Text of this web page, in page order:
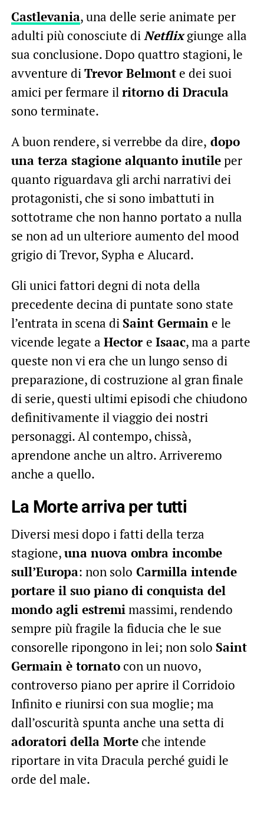
Castlevania, una delle serie animate per
adulti più conosciute diNetflixgiunge alla
sua conclusione. Dopo quattro stagioni, le
avventure diTrevor Belmonte dei suoi
amici per fermare ilritorno di Dracula
sono terminate.
A buon rendere, si verrebbe da dire, dopo
una terza stagione alquanto inutileper
quanto riguardava gli archi narrativi dei
protagonisti, che si sono imbattuti in
sottotrame che non hanno portato a nulla
se non ad un ulteriore aumento del mood
grigio di Trevor, Sypha e Alucard.
Gli unici fattori degni di nota della
precedente decina di puntate sono state
l’entrata in scena di Saint Germaine le
vicende legate a Hector e Isaac, ma a parte
queste non vi era che un lungo senso di
preparazione, di costruzione al gran finale
di serie, questi ultimi episodi che chiudono
definitivamente il viaggio dei nostri
personaggi. Al contempo, chissà,
aprendone anche un altro. Arriveremo
anche a quello.
La Morte arriva per tutti
Diversi mesi dopo i fatti della terza
stagione,una nuova ombra incombe
sull’Europa: non solo Carmilla intende
portare il suo piano di conquista del
mondo agli estremimassimi, rendendo
sempre più fragile la fiducia che le sue
consorelle ripongono in lei; non solo Saint
Germain è tornatocon un nuovo,
controverso piano per aprire il Corridoio
Infinito e riunirsi con sua moglie; ma
dall’oscurità spunta anche una setta di
adoratori della Morteche intende
riportare in vita Dracula perché guidi le
orde del male.